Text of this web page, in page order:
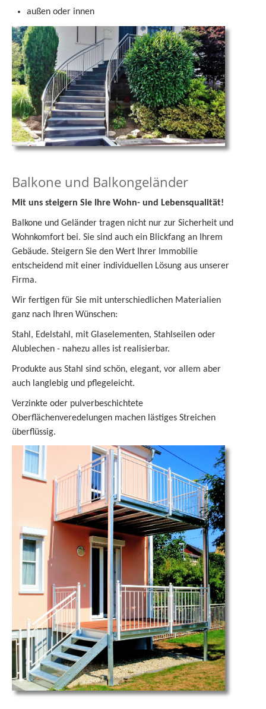
außen oder innen
Balkone und Balkongeländer
Mit uns steigern Sie Ihre Wohn- und Lebensqualität!
Balkone und Geländer tragen nicht nur zur Sicherheit und
Wohnkomfort bei. Sie sind auch ein Blickfang an Ihrem
Gebäude. Steigern Sie den Wert Ihrer Immobilie
entscheidend mit einer individuellen Lösung aus unserer
Firma.
Wir fertigen für Sie mit unterschiedlichen Materialien
ganz nach Ihren Wünschen:
Stahl, Edelstahl, mit Glaselementen, Stahlseilen oder
Alublechen - nahezu alles ist realisierbar.
Produkte aus Stahl sind schön, elegant, vor allem aber
auch langlebig und pflegeleicht.
Verzinkte oder pulverbeschichtete
Oberflächenveredelungen machen lästiges Streichen
überflüssig.